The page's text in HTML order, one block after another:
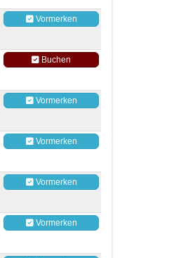
Vormerken
Buchen
Vormerken
Vormerken
Vormerken
Vormerken